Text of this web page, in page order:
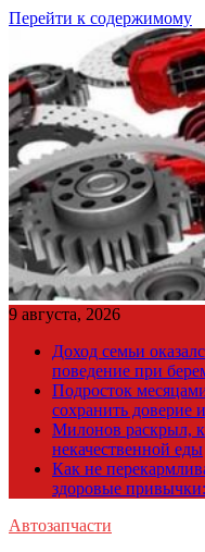
Перейти к содержимому
9 августа, 2026
Доход семьи
поведение при
Подросток
сохранить доверие
Милонов раскрыл,
некачественной еды
Как не
здоровые
Автозапчасти